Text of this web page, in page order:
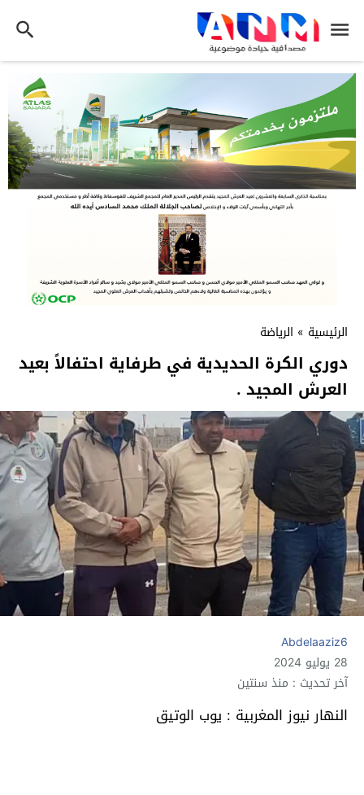
الرئيسية » الرياضة
دوري الكرة الحديدية في طرفاية احتفالاً بعيد
العرش المجيد .
Abdelaaziz6
28 يوليو 2024
آخر تحديث : منذ سنتين
النهار نيوز المغربية : يوب الوتيق